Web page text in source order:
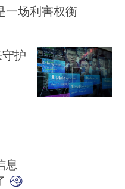
一场利害权衡
护
息